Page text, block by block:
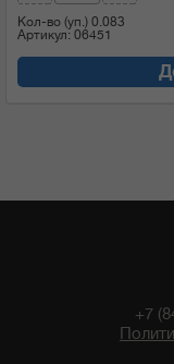
Кол-во (уп.) 0.083
Артикул: 06451
+7